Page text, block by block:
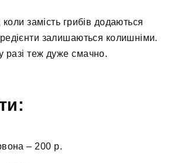
коли замість грибів додаються
залишаються колишніми.
разі теж дуже смачно.
– 200 р.